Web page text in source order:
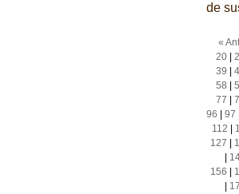
de
«
20|
39
58
77
96
97
112
127
156